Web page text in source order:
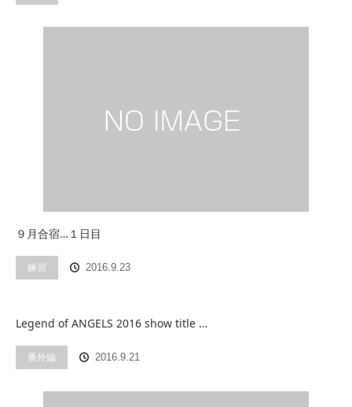
９月合宿…１日目
練習 2016.9.23
Legend of ANGELS 2016 show title …
番外編 2016.9.21